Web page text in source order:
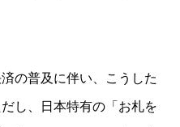
の普及に伴い、こうした
し、日本特有の「お札を